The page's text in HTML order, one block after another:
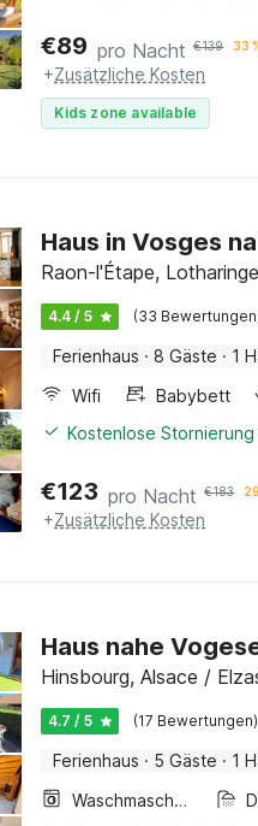
€89 pro Nacht €139 33
+Zusätzliche Kosten
Kids zone available
Haus in Vosges
Raon-l'Étape,
4.4 / 5 (33
Ferienhaus · 8 Gäste · 1
Wifi
Babybett
Kostenlose
€123 pro Nacht €183
+Zusätzliche Kosten
Haus nahe
Hinsbourg, Alsace /
4.7 / 5 (17 Bewertungen)
Ferienhaus · 5 Gäste · 1
Waschmaschine